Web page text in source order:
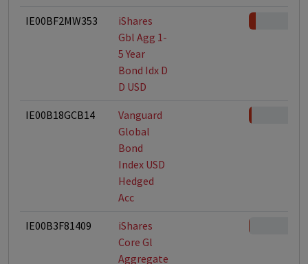
IE00BF2MW353
iShares
Gbl Agg 1-
5 Year
Bond Idx D
D USD
IE00B18GCB14
Vanguard
Global
Bond
Index USD
Hedged
Acc
IE00B3F81409
iShares
Core Gl
Aggregate